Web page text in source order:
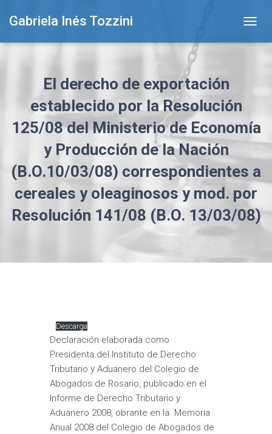
Gabriela Inés Tozzini
O
V
I
A
T
I
O
El derecho de exportación
establecido por la Resolución
125/08 del Ministerio de Economía
y Producción de la Nación
(B.O.10/03/08) correspondientes a
cereales y oleaginosos y mod. por
Resolución 141/08 (B.O. 13/03/08)
Descarga
Declaración elaborada como
Presidenta del Instituto de Derecho
Tributario y Aduanero del Colegio de
Abogados de Rosario, publicado en el
Informe de Derecho Tributario y
Aduanero 2008, obrante en la Memoria
Anual 2008 del Colegio de Abogados de